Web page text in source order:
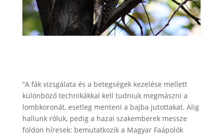
“A fák vizsgálata és a betegségek kezelése mellett
különböző technikákkal kell tudniuk megmászni a
lombkoronát, esetleg menteni a bajba jutottakat. Alig
hallunk róluk, pedig a hazai szakemberek messze
földön híresek: bemutatkozik a Magyar Faápolók